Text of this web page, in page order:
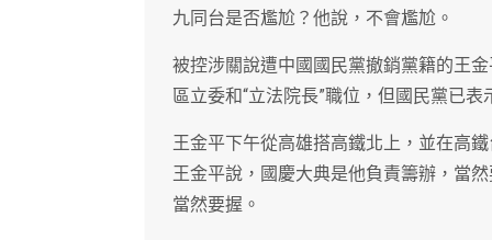
九同台是否尷尬？他說，不會尷尬。
被控涉關說遭中國國民黨撤銷黨籍的王
區立委和“立法院長”職位，但國民黨已表
王金平下午從高雄搭高鐵北上，並在高
王金平說，國慶大典是他負責籌辦，當
當然要握。